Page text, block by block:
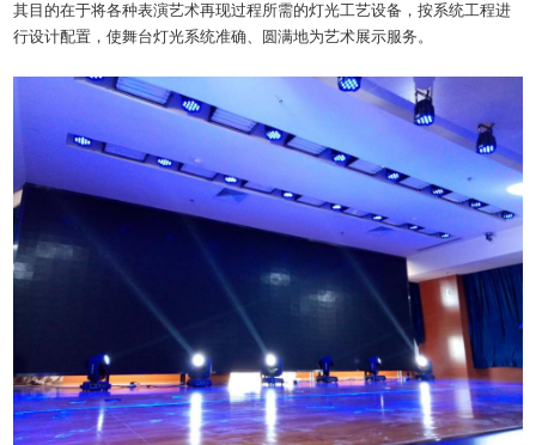
其目的在于将各种表演艺术再现过程所需的灯光工艺设备，按系统工程进
行设计配置，使舞台灯光系统准确、圆满地为艺术展示服务。